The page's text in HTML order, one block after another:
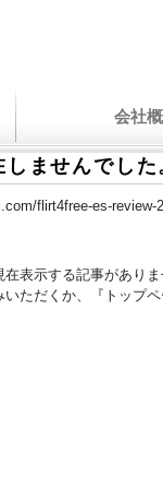
会社
ませんでした
flirt4free-es-review-
表示する記事がありま
ただくか、『トップ